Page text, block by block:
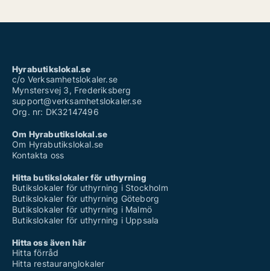
Hyrabutikslokal.se
c/o Verksamhetslokaler.se
Mynstersvej 3, Frederiksberg
support@verksamhetslokaler.se
Org. nr: DK32147496
Om Hyrabutikslokal.se
Om Hyrabutikslokal.se
Kontakta oss
Hitta butikslokaler för uthyrning
Butikslokaler för uthyrning i Stockholm
Butikslokaler för uthyrning Göteborg
Butikslokaler för uthyrning i Malmö
Butikslokaler för uthyrning i Uppsala
Hitta oss även här
Hitta förråd
Hitta restauranglokaler